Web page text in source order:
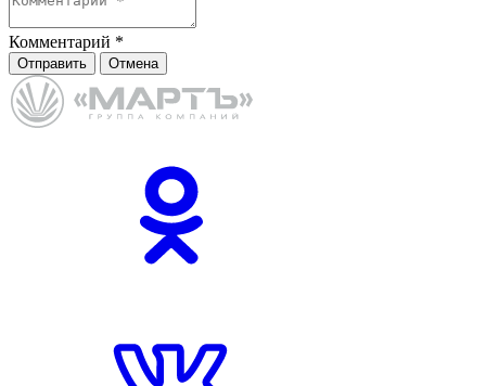
Комментарий *
Отправить Отмена